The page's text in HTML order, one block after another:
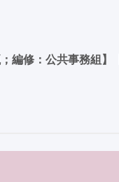
編修：公共事務組】